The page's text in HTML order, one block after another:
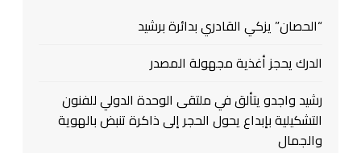
“الحصان” يزكي القادري بدائرة برشيد
الدرك يحجز أغذية مجهولة المصدر
رشيد واجدو يتألق في ملتقى الوحدة الدولي للفنون
التشكيلية بإبداع يحول الحجر إلى ذاكرة تنبض بالهوية
والجمال